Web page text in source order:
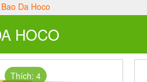
Bao Da Hoco
HOCO
Thích: 4